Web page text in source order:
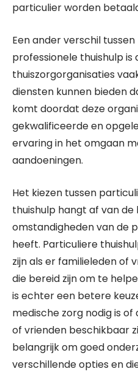
particulier worden
Een ander verschil
professionele thuishulp
thuiszorgorganisaties
diensten kunnen bieden
komt doordat deze
gekwalificeerde en
ervaring in het omgaan
aandoeningen.
Het kiezen tussen
thuishulp hangt af van
omstandigheden van de
heeft. Particuliere
zijn als er familieleden of
die bereid zijn om te
is echter een betere
medische zorg nodig is
of vrienden beschikbaar
belangrijk om goed
verschillende opties en